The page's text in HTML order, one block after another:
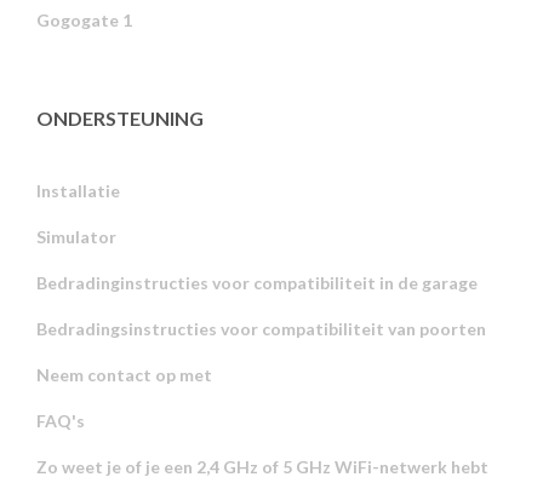
Gogogate 1
ONDERSTEUNING
Installatie
Simulator
Bedradinginstructies voor compatibiliteit in de garage
Bedradingsinstructies voor compatibiliteit van poorten
Neem contact op met
FAQ's
Zo weet je of je een 2,4 GHz of 5 GHz WiFi-netwerk hebt